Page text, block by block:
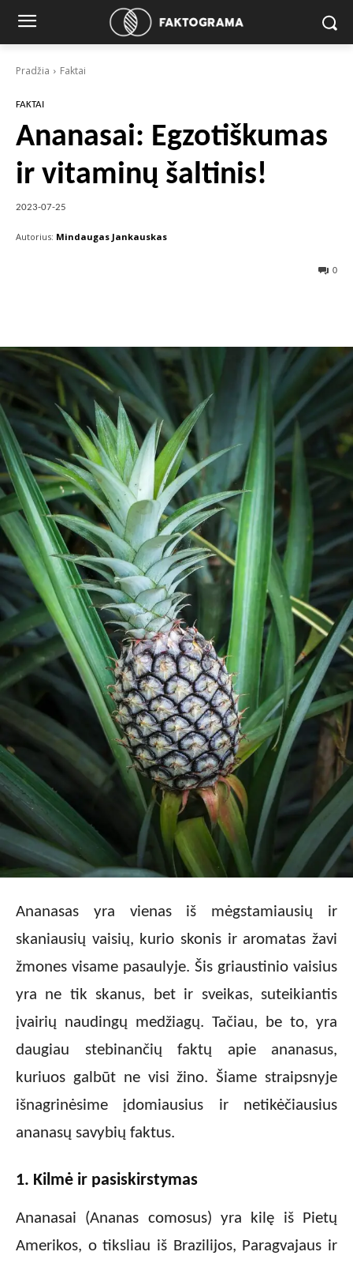
Pradžia Faktai
FAKTAI
Ananasai: Egzotiškumas
ir vitaminų šaltinis!
2023-07-25
Autorius: Mindaugas Jankauskas
0
Ananasas yra vienas iš mėgstamiausių ir
skaniausių vaisių, kurio skonis ir aromatas žavi
žmones visame pasaulyje. Šis griaustinio vaisius
yra ne tik skanus, bet ir sveikas, suteikiantis
įvairių naudingų medžiagų. Tačiau, be to, yra
daugiau stebinančių faktų apie ananasus,
kuriuos galbūt ne visi žino. Šiame straipsnyje
išnagrinėsime įdomiausius ir netikėčiausius
ananasų savybių faktus.
1. Kilmė ir pasiskirstymas
Ananasai (Ananas comosus) yra kilę iš Pietų
Amerikos, o tiksliau iš Brazilijos, Paragvajaus ir